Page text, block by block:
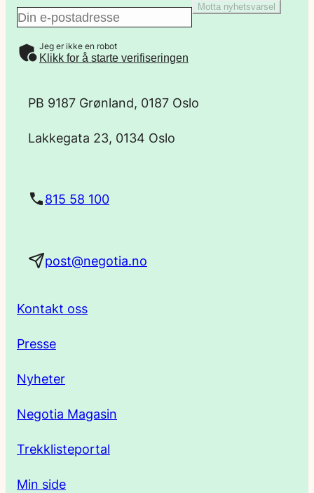
E
-
Motta nyhetsvarsel
Jeg er ikke en robot
Klikk for å starte verifiseringen
PB 9187 Grønland, 0187 Oslo
Lakkegata 23, 0134 Oslo
815 58 100
post@negotia.no
Kontakt oss
Presse
Nyheter
Negotia Magasin
Trekklisteportal
Min side